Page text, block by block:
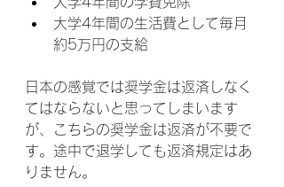
大学4年間の生活費として毎月
約5万円の支給
日本の感覚では奨学金は返済しなく
てはならないと思ってしまいます
が、こちらの奨学金は返済が不要で
す。途中で退学しても返済規定はあ
りません。